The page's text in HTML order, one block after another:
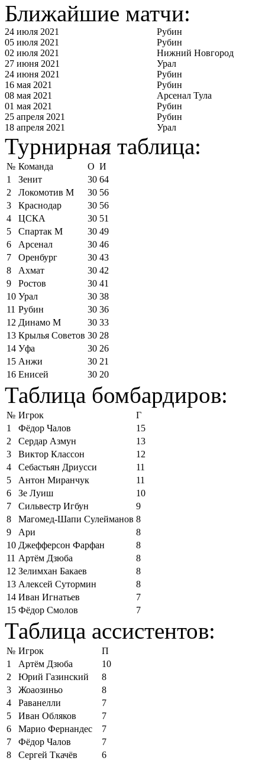
Ближайшие матчи:
24 июля 2021
Рубин
05 июля 2021
Рубин
02 июля 2021
Нижний Новгород
27 июня 2021
Урал
24 июня 2021
Рубин
16 мая 2021
Рубин
08 мая 2021
Арсенал Тула
01 мая 2021
Рубин
25 апреля 2021
Рубин
18 апреля 2021
Урал
Турнирная таблица:
№ Команда О И
1
Зенит 30 64
2
Локомотив М 30 56
3
Краснодар 30 56
4
ЦСКА 30 51
5
Спартак М 30 49
6
Арсенал 30 46
7
Оренбург 30 43
8
Ахмат 30 42
9
Ростов 30 41
10 Урал 30 38
11 Рубин 30 36
12 Динамо М 30 33
13 Крылья Советов 30 28
14 Уфа 30 26
15 Анжи 30 21
16 Енисей 30 20
Таблица бомбардиров:
№ Игрок
Г
1
Фёдор Чалов
15
2
Сердар Азмун
13
3
Виктор Классон
12
4
Себастьян Дриусси
11
5
Антон Миранчук
11
6
Зе Луиш
10
7
Сильвестр Игбун
9
8
Магомед-Шапи Сулейманов 8
9
Ари
8
10 Джефферсон Фарфан
8
11 Артём Дзюба
8
12 Зелимхан Бакаев
8
13 Алексей Сутормин
8
14 Иван Игнатьев
7
15 Фёдор Смолов 7
Таблица ассистентов:
№ Игрок
П
1
Артём Дзюба
10
2
Юрий Газинский
8
3
Жоаозиньо
8
4
Раванелли
7
5
Иван Обляков
7
6
Марио Фернандес
7
7
Фёдор Чалов
7
8
Сергей Ткачёв
6